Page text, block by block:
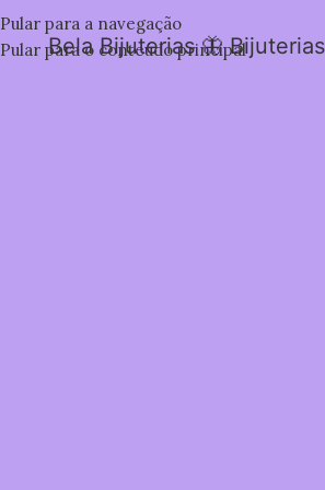
Pular para a navegação
Pular para o conteúdo principal
Bela Bijuterias 🦋